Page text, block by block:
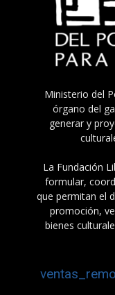
Ministerio del
órgano del
generar y
La Fundación
formular,
que permitan el
promoción,
bienes